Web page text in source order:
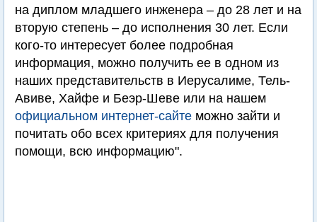
на диплом младшего инженера – до 28 лет и на
вторую степень – до исполнения 30 лет. Если
кого-то интересует более подробная
информация, можно получить ее в одном из
наших представительств в Иерусалиме, Тель-
Авиве, Хайфе и Беэр-Шеве или на нашем
официальном интернет-сайте можно зайти и
почитать обо всех критериях для получения
помощи, всю информацию".